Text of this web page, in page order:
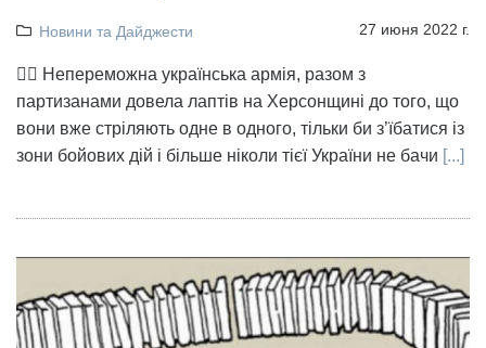
Новини та Дайджести 27 июня 2022 г.
👉🏻 Непереможна українська армія, разом з
партизанами довела лаптів на Херсонщині до того, що
вони вже стріляють одне в одного, тільки би з’їбатися із
зони бойових дій і більше ніколи тієї України не бачи [...]